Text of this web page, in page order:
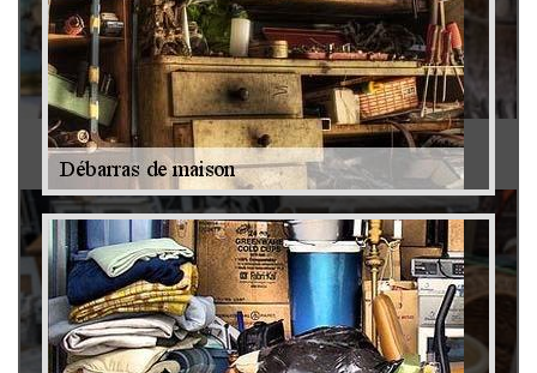
Antiquaire 79